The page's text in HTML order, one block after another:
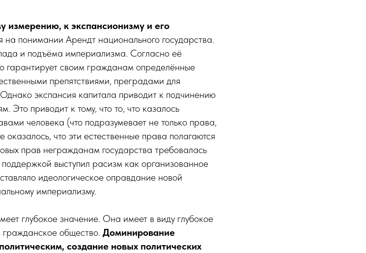
измерению, к экспансионизму и его
на понимании Арендт национального государства.
и подъёма империализма. Согласно её
гарантирует своим гражданам определённые
препятствиями, преградами для
экспансия капитала приводит к подчинению
Это приводит к тому, что то, что казалось
человека (что подразумевает не только права,
что эти естественные права полагаются
прав негражданам государства требовалась
выступил расизм как организованное
идеологическое оправдание новой
империализму.
глубокое значение. Она имеет в виду глубокое
общество. Доминирование
создание новых политических